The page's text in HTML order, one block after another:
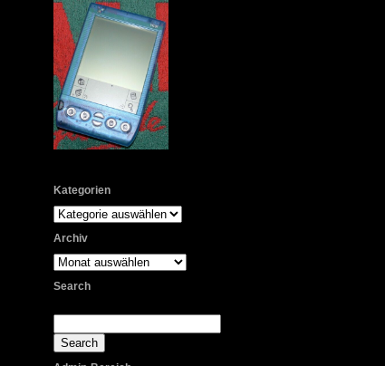
Kategorien
Kategorien
Archiv
Archiv
Search